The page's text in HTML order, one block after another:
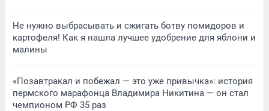
Не нужно выбрасывать и сжигать ботву помидоров и
картофеля! Как я нашла лучшее удобрение для яблони и
малины
«Позавтракал и побежал — это уже привычка»: история
пермского марафонца Владимира Никитина — он стал
чемпионом РФ 35 раз